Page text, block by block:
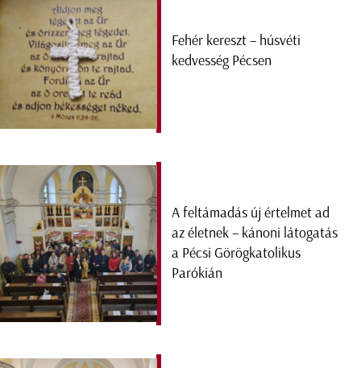
Fehér kereszt – húsvéti
kedvesség Pécsen
A feltámadás új értelmet ad
az életnek – kánoni látogatás
a Pécsi Görögkatolikus
Parókián